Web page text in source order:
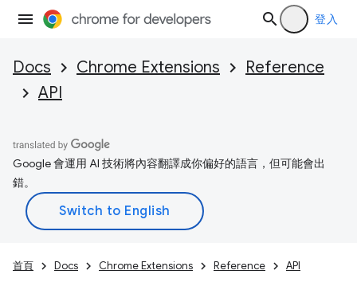
登入
Docs Chrome Extensions
Reference
API
Google 會運用 AI 技術將內容翻譯成你偏好的語言，但可能會出
錯。
首頁 Docs Chrome Extensions Reference API